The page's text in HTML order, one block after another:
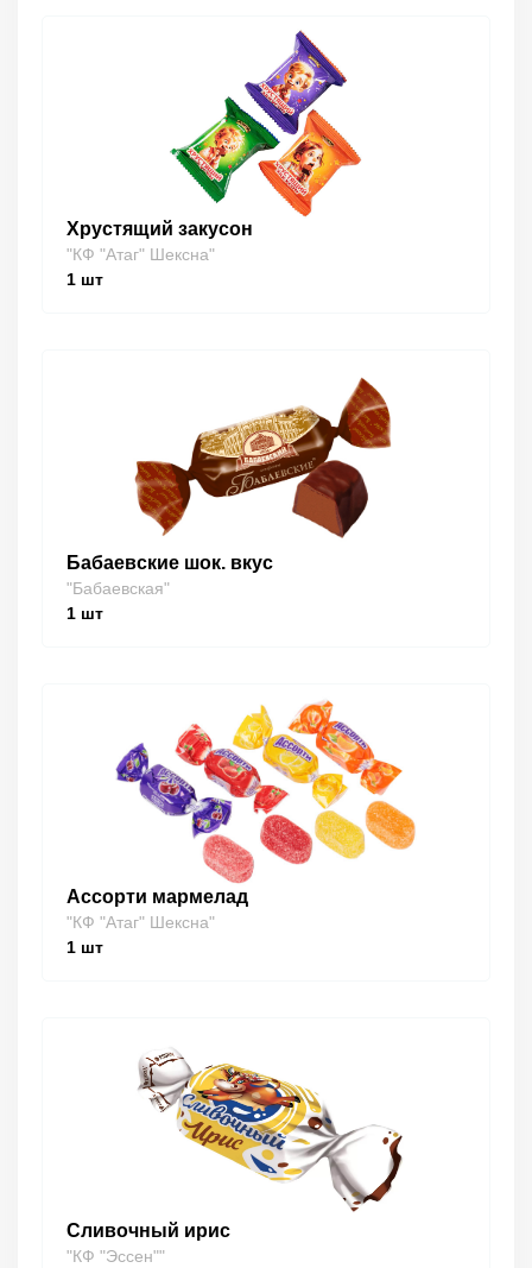
Хрустящий закусон
"КФ "Атаг" Шексна"
1 шт
Бабаевские шок. вкус
"Бабаевская"
1 шт
Ассорти мармелад
"КФ "Атаг" Шексна"
1 шт
Сливочный ирис
"КФ "Эссен""